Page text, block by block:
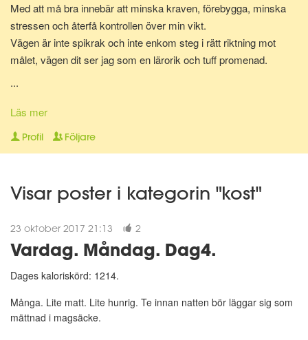
Med att må bra innebär att minska kraven, förebygga, minska
stressen och återfå kontrollen över min vikt.
Vägen är inte spikrak och inte enkom steg i rätt riktning mot
målet, vägen dit ser jag som en lärorik och tuff promenad.
steg i rätt riktning i sig som gör mödan värd.
Steg läggs till danssteg, nu är det bara resten kvar mot god
hälsa.
...
Läs mer
Profil Följare
Visar poster i kategorin "kost"
23 oktober 2017 21:13 2
Vardag. Måndag. Dag4.
Dages kaloriskörd: 1214.
Många. Lite matt. Lite hunrig. Te innan natten bör läggar sig som
mättnad i magsäcke.